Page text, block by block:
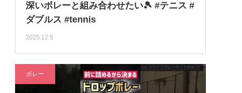
深いボレーと組み合わせたい🎾 #テニス #
ダブルス #tennis
2025.12.5
ボレー